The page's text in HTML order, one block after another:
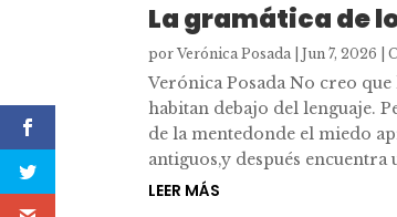
La gramática de
porVerónica Posada |Jun 7, 2026 |
Verónica Posada No creo
habitan debajo del lenguaje.
de la mentedonde el miedo
antiguos,y después encuentra
LEER MÁS